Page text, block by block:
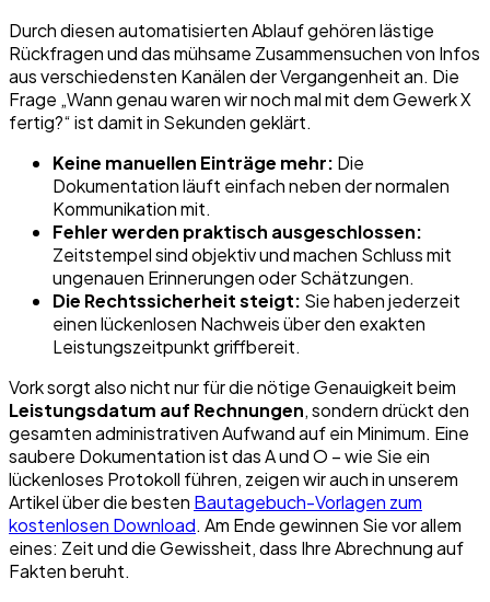
Durch diesen automatisierten Ablauf gehören lästige
Rückfragen und das mühsame Zusammensuchen von Infos
aus verschiedensten Kanälen der Vergangenheit an. Die
Frage „Wann genau waren wir noch mal mit dem Gewerk X
fertig?“ ist damit in Sekunden geklärt.
Keine manuellen Einträge mehr: Die
Dokumentation läuft einfach neben der normalen
Kommunikation mit.
Fehler werden praktisch ausgeschlossen:
Zeitstempel sind objektiv und machen Schluss mit
ungenauen Erinnerungen oder Schätzungen.
Die Rechtssicherheit steigt: Sie haben jederzeit
einen lückenlosen Nachweis über den exakten
Leistungszeitpunkt griffbereit.
Vork sorgt also nicht nur für die nötige Genauigkeit beim
Leistungsdatum auf Rechnungen, sondern drückt den
gesamten administrativen Aufwand auf ein Minimum. Eine
saubere Dokumentation ist das A und O – wie Sie ein
lückenloses Protokoll führen, zeigen wir auch in unserem
Artikel über die besten Bautagebuch-Vorlagen zum
kostenlosen Download. Am Ende gewinnen Sie vor allem
eines: Zeit und die Gewissheit, dass Ihre Abrechnung auf
Fakten beruht.